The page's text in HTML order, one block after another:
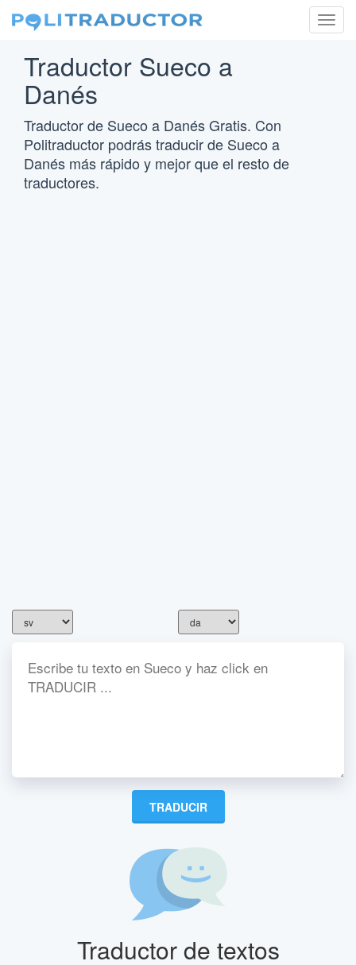
Traductor Sueco a
Danés
Traductor de Sueco a Danés Gratis. Con
Politraductor podrás traducir de Sueco a
Danés más rápido y mejor que el resto de
traductores.
Traductor de textos